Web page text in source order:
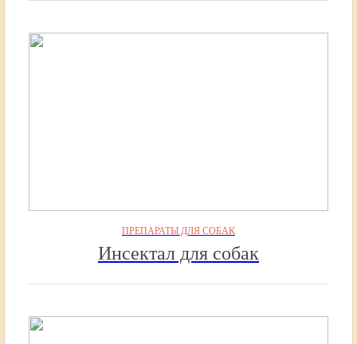
ПРЕПАРАТЫ ДЛЯ СОБАК
Инсектал для собак